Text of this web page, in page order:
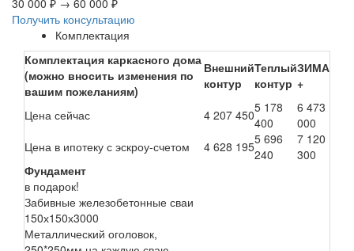
Получить консультацию
Комплектация
Комплектация каркасного дома
(можно вносить изменения по
вашим пожеланиям)
Внешний
контур
Теплый
контур
ЗИМА
+
Цена сейчас
4 207 4505 178
400
6 473
000
Цена в ипотеку с эскроу-счетом
4 628 1955 696
240
7 120
300
Фундамент
в подарок!
Забивные железобетонные сваи
150х150х3000
Металлический оголовок,